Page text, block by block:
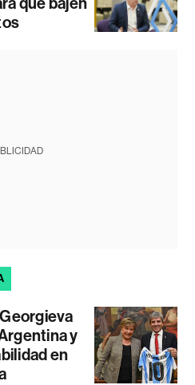
y
en